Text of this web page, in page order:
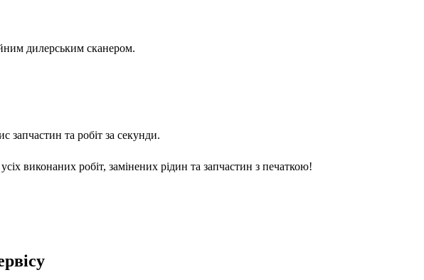
дилерським сканером.
запчастин та робіт за секунди.
виконаних робіт, замінених рідин та запчастин з печаткою!